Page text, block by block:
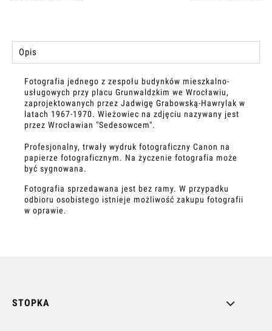
Opis
Fotografia jednego z zespołu budynków mieszkalno-
usługowych przy placu Grunwaldzkim we Wrocławiu,
zaprojektowanych przez Jadwigę Grabowską-Hawrylak w
latach 1967-1970. Wieżowiec na zdjęciu nazywany jest
przez Wrocławian "Sedesowcem".
Profesjonalny, trwały wydruk fotograficzny Canon na
papierze fotograficznym. Na życzenie fotografia może
być sygnowana.
Fotografia sprzedawana jest bez ramy. W przypadku
odbioru osobistego istnieje możliwość zakupu fotografii
w oprawie.
STOPKA